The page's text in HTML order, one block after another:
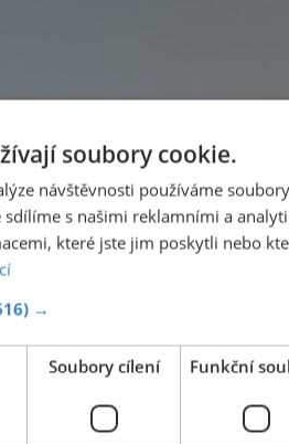
soubory cookie.
návštěvnosti používáme
sdílíme s našimi reklamními a
které jste jim poskytli nebo
→
Soubory cílení Funkční